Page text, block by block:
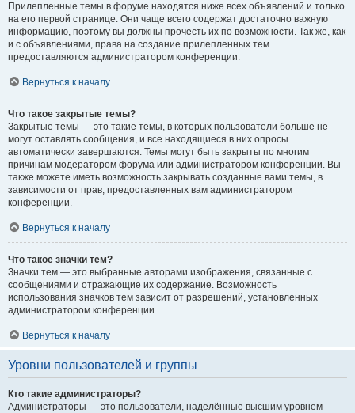
Прилепленные темы в форуме находятся ниже всех объявлений и только
на его первой странице. Они чаще всего содержат достаточно важную
информацию, поэтому вы должны прочесть их по возможности. Так же, как
и с объявлениями, права на создание прилепленных тем
предоставляются администратором конференции.
Вернуться к началу
Что такое закрытые темы?
Закрытые темы — это такие темы, в которых пользователи больше не
могут оставлять сообщения, и все находящиеся в них опросы
автоматически завершаются. Темы могут быть закрыты по многим
причинам модератором форума или администратором конференции. Вы
также можете иметь возможность закрывать созданные вами темы, в
зависимости от прав, предоставленных вам администратором
конференции.
Вернуться к началу
Что такое значки тем?
Значки тем — это выбранные авторами изображения, связанные с
сообщениями и отражающие их содержание. Возможность
использования значков тем зависит от разрешений, установленных
администратором конференции.
Вернуться к началу
Уровни пользователей и группы
Кто такие администраторы?
Администраторы — это пользователи, наделённые высшим уровнем